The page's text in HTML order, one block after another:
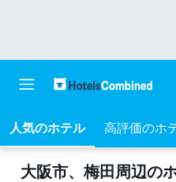
人気のホテル 高評価のホ
大阪市​、梅田周辺の